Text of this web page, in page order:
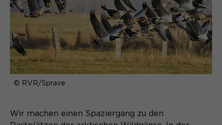
Zweck
Content Management System dieser
Webseite. Diese Basis-Cookies sind
unerlässlich, damit Ihr Besuch auf der
Website angenehm und flüssig wird:
Sie ermöglichen es der Website, Sie
zu erkennen und somit Ihre Sitzung
offen zu halten. Es speichert bei
"hash-Wert") zum entsprechenden
Datenbankeintrag des Nutzers.
Name _pk_id*
Anbieter Matomo
Laufzeit 13 Monate
Dient zur anonymen
Cookie-Informationen
Aktivierung Mehrsprachigkeit
Diese Cookies ermöglichen die automatische
Übersetzung der Website-Inhalte durch GTranslate.
Name
Cookie-Informationen
© RVR/Sprave
Wir machen einen Spaziergang zu den